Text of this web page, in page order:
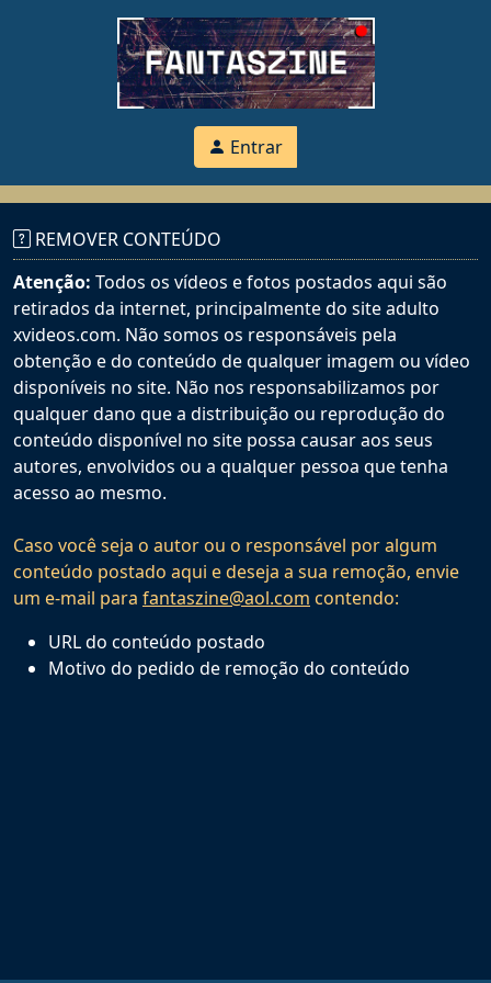
Entrar
REMOVER CONTEÚDO
Atenção: Todos os vídeos e fotos postados aqui são
retirados da internet, principalmente do site adulto
xvideos.com. Não somos os responsáveis pela
obtenção e do conteúdo de qualquer imagem ou vídeo
disponíveis no site. Não nos responsabilizamos por
qualquer dano que a distribuição ou reprodução do
conteúdo disponível no site possa causar aos seus
autores, envolvidos ou a qualquer pessoa que tenha
acesso ao mesmo.
Caso você seja o autor ou o responsável por algum
conteúdo postado aqui e deseja a sua remoção, envie
um e-mail para fantaszine@aol.com contendo:
URL do conteúdo postado
Motivo do pedido de remoção do conteúdo